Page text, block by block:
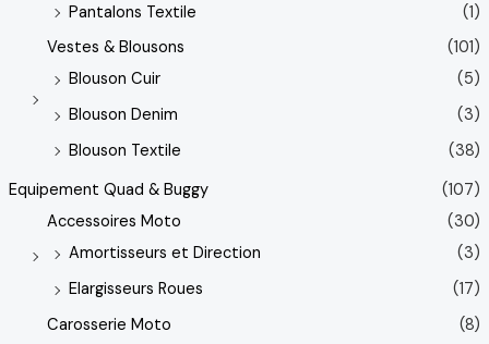
Pantalons Textile
(1)
Vestes & Blousons
(101)
Blouson Cuir
(5)
Blouson Denim
(3)
Blouson Textile
(38)
Equipement Quad & Buggy
(107)
Accessoires Moto
(30)
Amortisseurs et Direction
(3)
Elargisseurs Roues
(17)
Carosserie Moto
(8)